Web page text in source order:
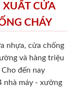
XUẤT CỬA
CHÁY
nhựa, cửa chống
và hàng triệu
đến nay
nhà máy - xưởng